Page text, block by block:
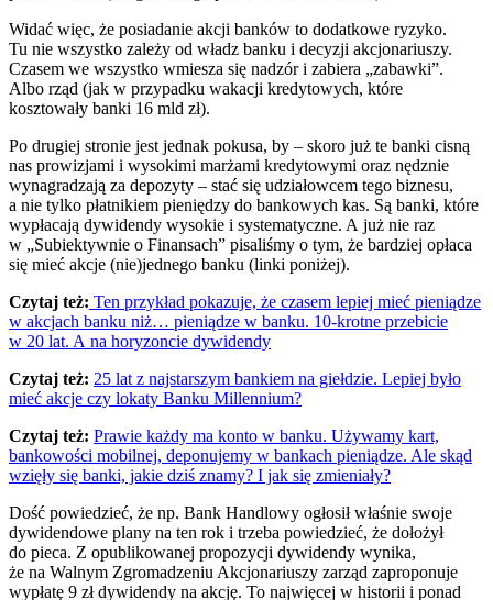
Widać więc, że posiadanie akcji banków to dodatkowe ryzyko.
Tu nie wszystko zależy od władz banku i decyzji akcjonariuszy.
Czasem we wszystko wmiesza się nadzór i zabiera „zabawki”.
Albo rząd (jak w przypadku wakacji kredytowych, które
kosztowały banki 16 mld zł).
Po drugiej stronie jest jednak pokusa, by – skoro już te banki cisną
nas prowizjami i wysokimi marżami kredytowymi oraz nędznie
wynagradzają za depozyty – stać się udziałowcem tego biznesu,
a nie tylko płatnikiem pieniędzy do bankowych kas. Są banki, które
wypłacają dywidendy wysokie i systematyczne. A już nie raz
w „Subiektywnie o Finansach” pisaliśmy o tym, że bardziej opłaca
się mieć akcje (nie)jednego banku (linki poniżej).
Czytaj też: Ten przykład pokazuje, że czasem lepiej mieć pieniądze
w akcjach banku niż… pieniądze w banku. 10-krotne przebicie
w 20 lat. A na horyzoncie dywidendy
Czytaj też: 25 lat z najstarszym bankiem na giełdzie. Lepiej było
mieć akcje czy lokaty Banku Millennium?
Czytaj też: Prawie każdy ma konto w banku. Używamy kart,
bankowości mobilnej, deponujemy w bankach pieniądze. Ale skąd
wzięły się banki, jakie dziś znamy? I jak się zmieniały?
Dość powiedzieć, że np. Bank Handlowy ogłosił właśnie swoje
dywidendowe plany na ten rok i trzeba powiedzieć, że dołożył
do pieca. Z opublikowanej propozycji dywidendy wynika,
że na Walnym Zgromadzeniu Akcjonariuszy zarząd zaproponuje
wypłatę 9 zł dywidendy na akcję. To najwięcej w historii i ponad